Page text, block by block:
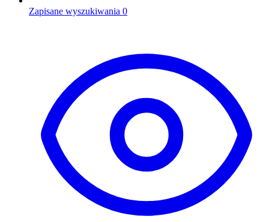
Zapisane wyszukiwania 0